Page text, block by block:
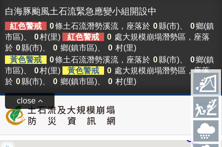
close
白海豚颱風土石流緊急應變小組開設中
紅色警戒 0條土石流潛勢溪流，座落於 0縣(市)、 0鄉(鎮
市區)、
0村(里) 紅色警戒 0 處大規模崩塌潛勢區，座落
於 0縣(市)、 0 鄉(鎮市區)、 0 村(里)
黃色警戒
0條土石流潛勢溪流，座落於 0縣(市)、 0鄉(鎮
市區)、
0村(里) 黃色警戒 0 處大規模崩塌潛勢區，座落
於 0縣(市)、 0 鄉(鎮市區)、 0 村(里)
Menu